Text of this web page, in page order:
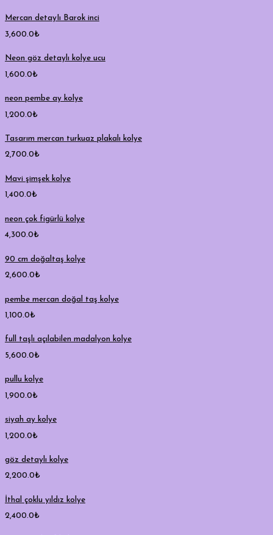
Mercan detayIı Barok inci
3,600.0₺
Neon göz detaylı kolye ucu
1,600.0₺
neon pembe ay kolye
1,200.0₺
Tasarım mercan turkuaz plakalı kolye
2,700.0₺
Mavi şimşek kolye
1,400.0₺
neon çok figürlü kolye
4,300.0₺
90 cm doğaltaş kolye
2,600.0₺
pembe mercan doğal taş kolye
1,100.0₺
full taşlı açılabilen madalyon kolye
5,600.0₺
pullu kolye
1,900.0₺
siyah ay kolye
1,200.0₺
göz detaylı kolye
2,200.0₺
İthal çoklu yıldız kolye
2,400.0₺